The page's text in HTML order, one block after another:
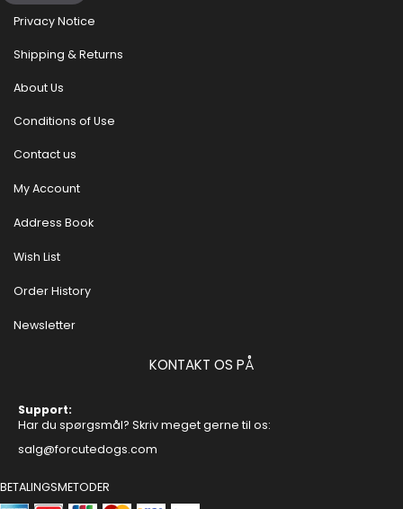
Privacy Notice
Shipping & Returns
About Us
Conditions of Use
Contact us
My Account
Address Book
Wish List
Order History
Newsletter
KONTAKT OS PÅ
Support:
Har du spørgsmål? Skriv meget gerne til os:
salg@forcutedogs.com
BETALINGSMETODER